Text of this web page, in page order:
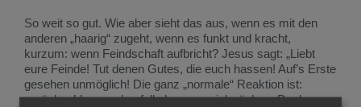
So weit so gut. Wie aber sieht das aus, wenn es mit den
anderen „haarig“ zugeht, wenn es funkt und kracht,
kurzum: wenn Feindschaft aufbricht? Jesus sagt: „Liebt
eure Feinde! Tut denen Gutes, die euch hassen! Auf’s Erste
gesehen unmöglich! Die ganz „normale“ Reaktion ist:
zurückschlagen, ebenfalls hassen, sich rächen. Doch